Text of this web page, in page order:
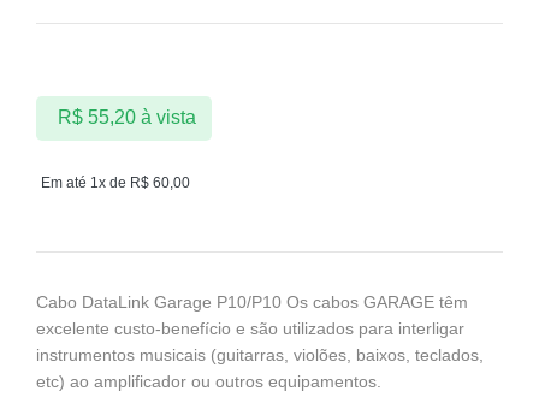
Em até 1x de R$ 60,00
R$55,20 à vista
Cabo DataLink Garage P10/P10 Os cabos GARAGE têm
excelente custo-benefício e são utilizados para interligar
instrumentos musicais (guitarras, violões, baixos, teclados,
etc) ao amplificador ou outros equipamentos.